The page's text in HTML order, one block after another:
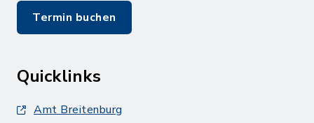
Termin buchen
Quicklinks
Amt Breitenburg